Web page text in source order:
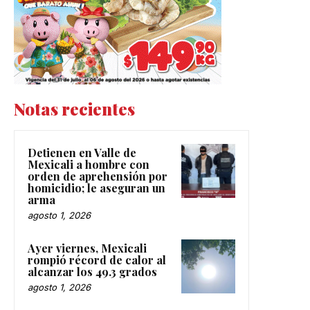
Notas recientes
Detienen en Valle de
Mexicali a hombre con
orden de aprehensión por
homicidio; le aseguran un
arma
agosto 1, 2026
Ayer viernes, Mexicali
rompió récord de calor al
alcanzar los 49.3 grados
agosto 1, 2026